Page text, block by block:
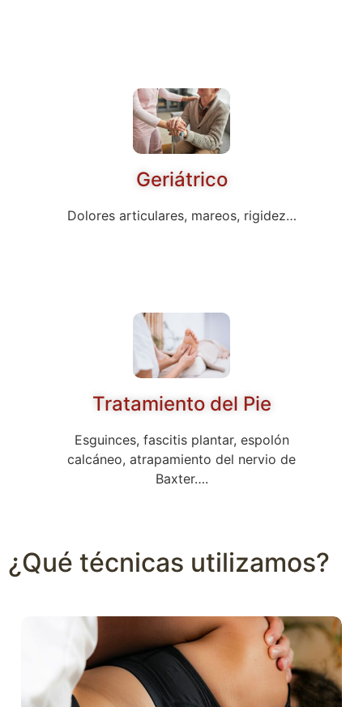
Geriátrico
Dolores articulares, mareos, rigidez…
Tratamiento del Pie
Esguinces, fascitis plantar, espolón
calcáneo, atrapamiento del nervio de
Baxter….
¿Qué técnicas utilizamos?